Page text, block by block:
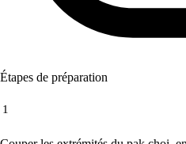
Étapes de préparation
1